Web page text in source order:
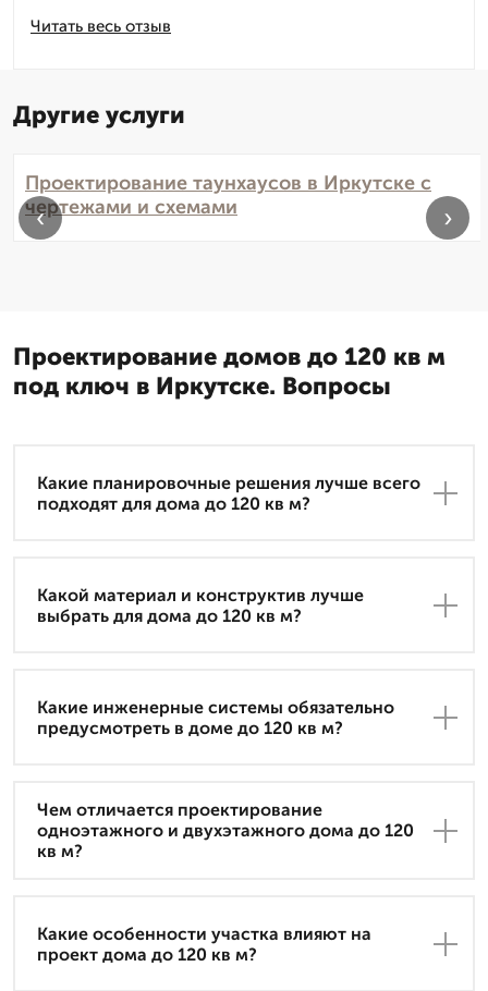
Читать весь отзыв
Другие услуги
Проектирование таунхаусов в Иркутске с
чертежами и схемами
‹ ›
Проектирование домов до 120 кв м
под ключ в Иркутске. Вопросы
Какие планировочные решения лучше всего
подходят для дома до 120 кв м?
Какой материал и конструктив лучше
выбрать для дома до 120 кв м?
Какие инженерные системы обязательно
предусмотреть в доме до 120 кв м?
Чем отличается проектирование
одноэтажного и двухэтажного дома до 120
кв м?
Какие особенности участка влияют на
проект дома до 120 кв м?